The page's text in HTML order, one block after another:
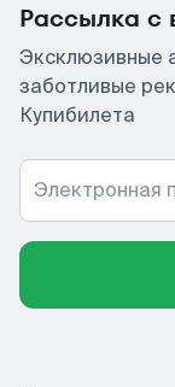
Рассылка с
Эксклюзивные
заботливые
Купибилета
Электронная